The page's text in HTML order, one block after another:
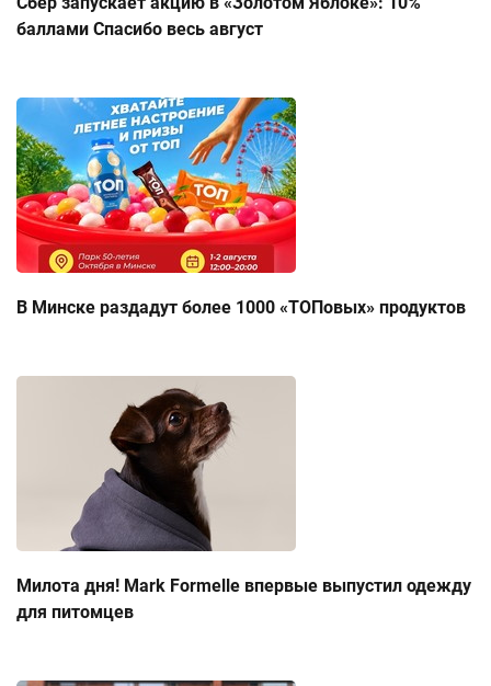
баллами Спасибо весь август
В Минске раздадут более 1000 «ТОПовых» продуктов
Милота дня! Mark Formelle впервые выпустил одежду
для питомцев